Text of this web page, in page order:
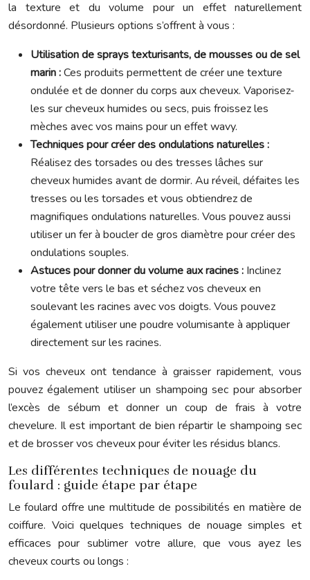
la texture et du volume pour un effet naturellement
désordonné. Plusieurs options s’offrent à vous :
Utilisation de sprays texturisants, de mousses ou de sel
marin :Ces produits permettent de créer une texture
ondulée et de donner du corps aux cheveux. Vaporisez-
les sur cheveux humides ou secs, puis froissez les
mèches avec vos mains pour un effet wavy.
Techniques pour créer des ondulations naturelles :
Réalisez des torsades ou des tresses lâches sur
cheveux humides avant de dormir. Au réveil, défaites les
tresses ou les torsades et vous obtiendrez de
magnifiques ondulations naturelles. Vous pouvez aussi
utiliser un fer à boucler de gros diamètre pour créer des
ondulations souples.
Astuces pour donner du volume aux racines : Inclinez
votre tête vers le bas et séchez vos cheveux en
soulevant les racines avec vos doigts. Vous pouvez
également utiliser une poudre volumisante à appliquer
directement sur les racines.
Si vos cheveux ont tendance à graisser rapidement, vous
pouvez également utiliser un shampoing sec pour absorber
l’excès de sébum et donner un coup de frais à votre
chevelure. Il est important de bien répartir le shampoing sec
et de brosser vos cheveux pour éviter les résidus blancs.
Les différentes techniques de nouage du
foulard : guide étape par étape
Le foulard offre une multitude de possibilités en matière de
coiffure. Voici quelques techniques de nouage simples et
efficaces pour sublimer votre allure, que vous ayez les
cheveux courts ou longs :